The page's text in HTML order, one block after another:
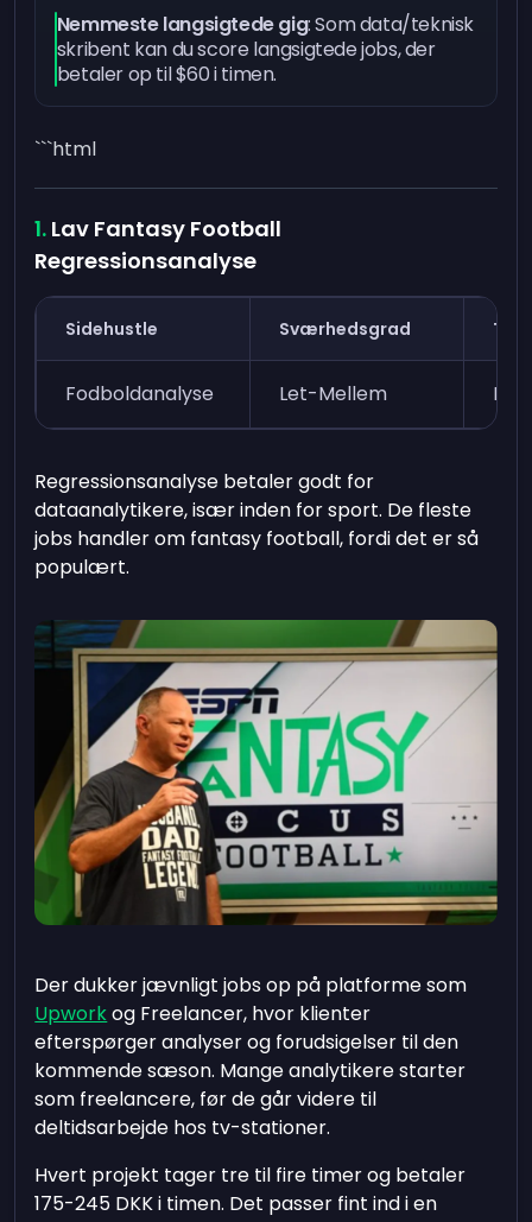
Nemmeste langsigtede gig: Som data/teknisk
skribent kan du score langsigtede jobs, der
betaler op til $60 i timen.
```html
Lav Fantasy Football
Regressionsanalyse
Sidehustle Sværhedsgrad Tid
Fodboldanalyse Let-Mellem Et
Regressionsanalyse betaler godt for
dataanalytikere, især inden for sport. De fleste
jobs handler om fantasy football, fordi det er så
populært.
Der dukker jævnligt jobs op på platforme som
Upworkog Freelancer, hvor klienter
efterspørger analyser og forudsigelser til den
kommende sæson. Mange analytikere starter
som freelancere, før de går videre til
deltidsarbejde hos tv-stationer.
Hvert projekt tager tre til fire timer og betaler
175-245 DKK i timen. Det passer fint ind i en